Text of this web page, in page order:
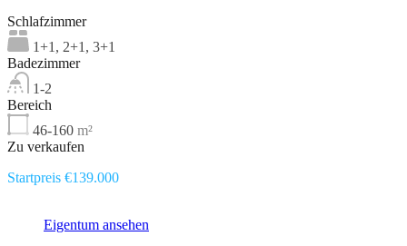
Schlafzimmer
1+1, 2+1, 3+1
Badezimmer
1-2
Bereich
46-160 m²
Zu verkaufen
Startpreis €139.000
Eigentum ansehen